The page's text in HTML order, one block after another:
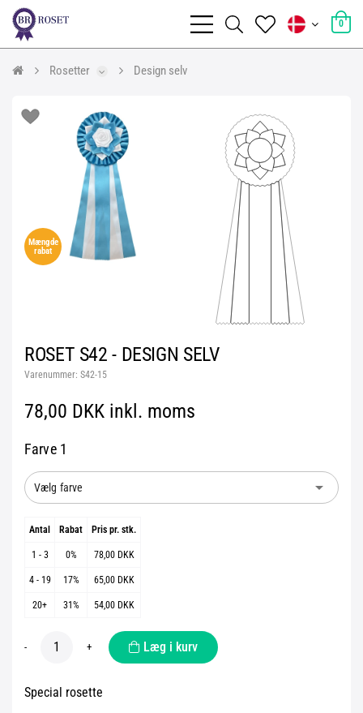
0
Rosetter Design selv
Mængde
rabat
ROSET S42 - DESIGN SELV
Varenummer: S42-15
78,00 DKK inkl. moms
Farve 1
Vælg farve arrow_drop_down
Antal Rabat Pris pr. stk.
1 - 3 0% 78,00 DKK
4 - 19 17% 65,00 DKK
20+ 31% 54,00 DKK
- + Læg i kurv
Special rosette